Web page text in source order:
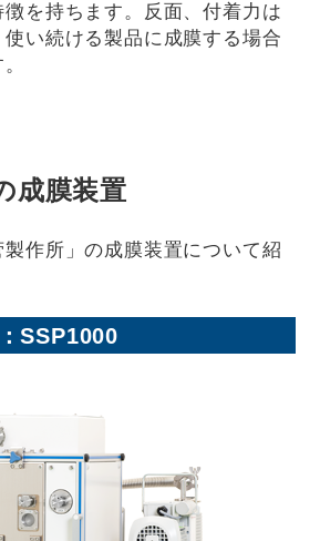
を持ちます。反面、付着力は
い続ける製品に成膜する場合
成膜装置
作所」の成膜装置について紹
SSP1000